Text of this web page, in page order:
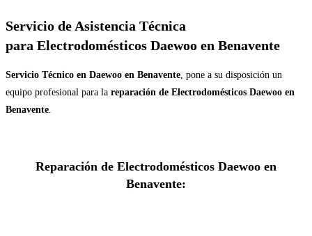
Servicio de Asistencia Técnica
para Electrodomésticos Daewoo en Benavente
Servicio Técnico en Daewoo en Benavente, pone a su disposición un
equipo profesional para la reparación de Electrodomésticos Daewoo en
Benavente.
Reparación de Electrodomésticos Daewoo en
Benavente: